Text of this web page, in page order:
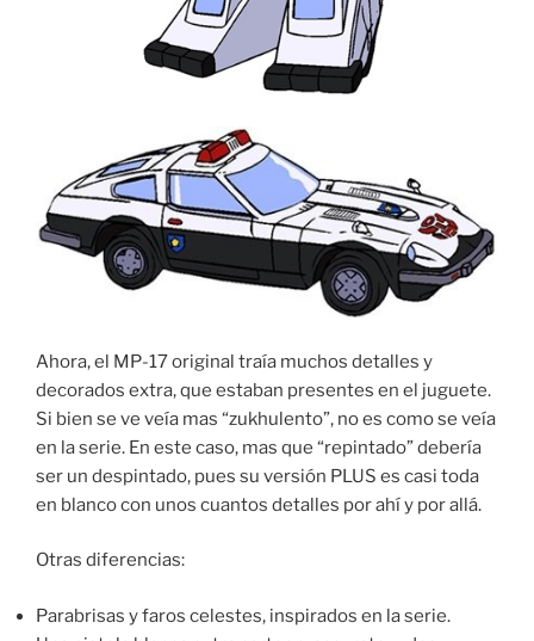
Ahora, el MP-17 original traía muchos detalles y
decorados extra, que estaban presentes en el juguete.
Si bien se ve veía mas “zukhulento”, no es como se veía
en la serie. En este caso, mas que “repintado” debería
ser un despintado, pues su versión PLUS es casi toda
en blanco con unos cuantos detalles por ahí y por allá.
Otras diferencias:
Parabrisas y faros celestes, inspirados en la serie.